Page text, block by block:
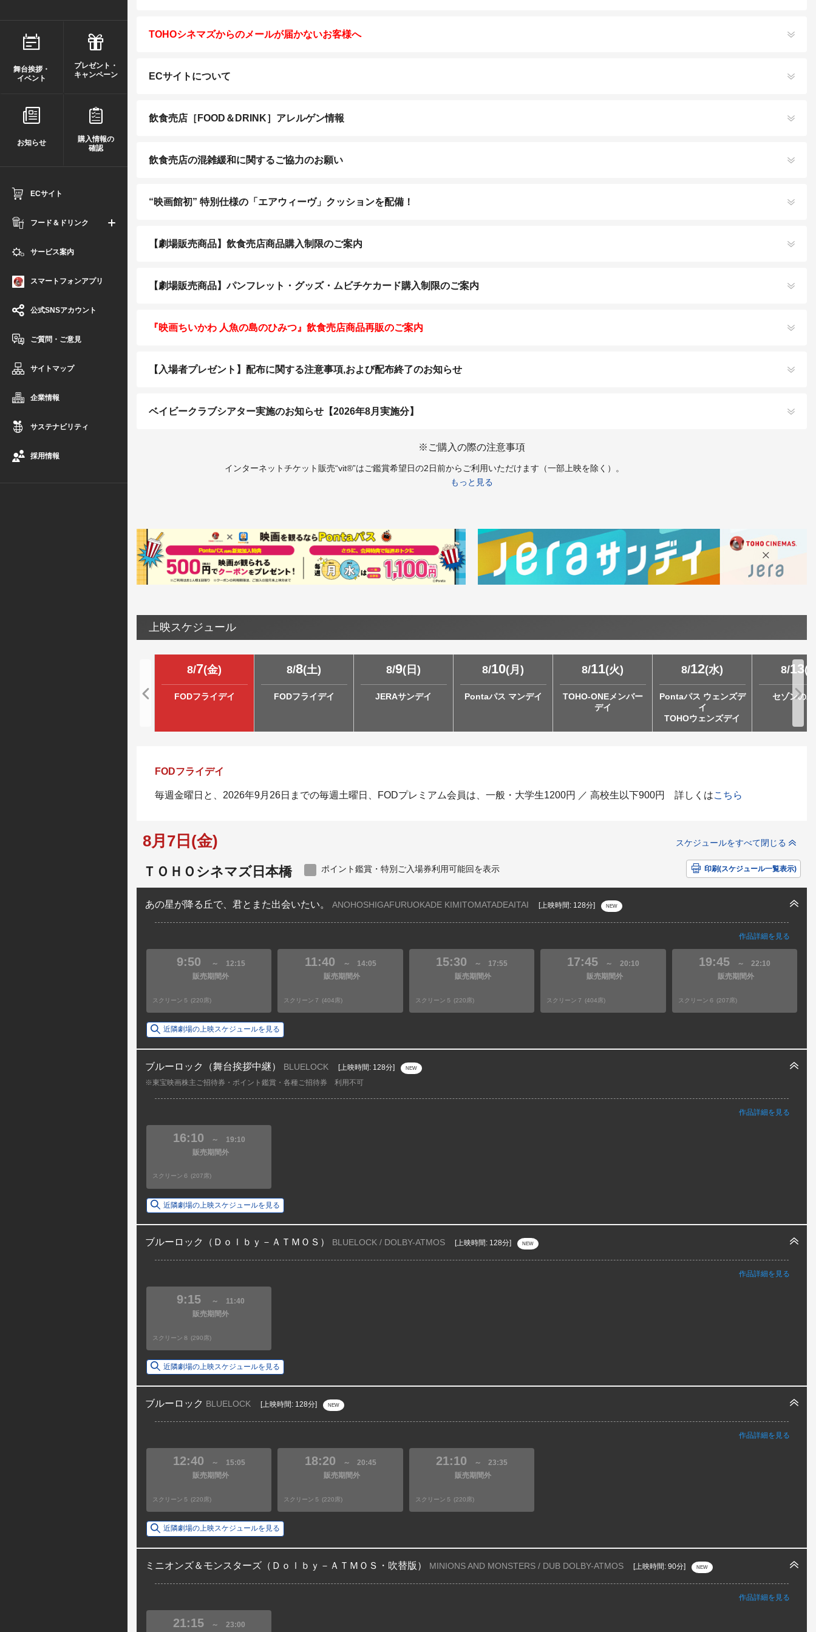
舞台挨拶・
イベント
プレゼント・
キャンペーン
お知らせ
購入情報の
確認
ECサイト
フード＆ドリンク
サービス案内
スマートフォンアプリ
公式SNSアカウント
ご質問・ご意見
サイトマップ
企業情報
サステナビリティ
採用情報
TOHOシネマズからのメールが届かないお客様へ
ECサイトについて
飲食売店［FOOD＆DRINK］アレルゲン情報
飲食売店の混雑緩和に関するご協力のお願い
“映画館初” 特別仕様の「エアウィーヴ」クッションを配備！
【劇場販売商品】飲食売店商品購入制限のご案内
【劇場販売商品】パンフレット・グッズ・ムビチケカード購入制限のご案内
『映画ちいかわ 人魚の島のひみつ』飲食売店商品再販のご案内
【入場者プレゼント】配布に関する注意事項,および配布終了のお知らせ
ベイビークラブシアター実施のお知らせ【2026年8月実施分】
※ご購入の際の注意事項
インターネットチケット販売“vit®”はご鑑賞希望日の2日前からご利用いただけます（一部上映を除く）。
※東京都では18歳未満の方は終映が23：00を過ぎる上映回は、保護者同伴であってもご入場いただけません。
もっと見る
上映スケジュール
8/7(金)
FODフライデイ
8/8(土)
FODフライデイ
8/9( 日 )
JERAサンデイ
8/10(月 )
Pontaパス マンデイ
8/11(火)
TOHO-ONEメンバー
デイ
8/12(水)
Pontaパス ウェンズデ
イ
TOHOウェンズデイ
8/13(
セゾンの
FODフライデイ
毎週金曜日と、2026年9月26日までの毎週土曜日、FODプレミアム会員は、一般・大学生1200円 ／ 高校生以下900円 詳しくはこちら
8月7日(金) スケジュールをすべて閉じる
ＴＯＨＯシネマズ日本橋 印刷(スケジュール一覧表示)
ポイント鑑賞・特別ご入場券利用可能回を表示
あの星が降る丘で、君とまた出会いたい。 ANOHOSHIGAFURUOKADE KIMITOMATADEAITAI [上映時間: 128分] NEW
作品詳細を見る
9:50 ～
12:15
販売期間外
スクリーン５ (220席)
11:40 ～
14:05
販売期間外
スクリーン７ (404席)
15:30 ～
17:55
販売期間外
スクリーン５ (220席)
17:45 ～
20:10
販売期間外
スクリーン７ (404席)
19:45 ～
22:10
販売期間外
スクリーン６ (207席)
近隣劇場の上映スケジュールを見る
ブルーロック（舞台挨拶中継） BLUELOCK [上映時間: 128分] NEW
※東宝映画株主ご招待券・ポイント鑑賞・各種ご招待券 利用不可
作品詳細を見る
16:10 ～
19:10
販売期間外
スクリーン６ (207席)
近隣劇場の上映スケジュールを見る
ブルーロック（Ｄｏｌｂｙ－ＡＴＭＯＳ） BLUELOCK / DOLBY-ATMOS [上映時間: 128分] NEW
作品詳細を見る
9:15 ～
11:40
販売期間外
スクリーン８ (290席)
近隣劇場の上映スケジュールを見る
ブルーロック BLUELOCK [上映時間: 128分] NEW
作品詳細を見る
12:40 ～
15:05
販売期間外
スクリーン５ (220席)
18:20 ～
20:45
販売期間外
スクリーン５ (220席)
21:10 ～
23:35
販売期間外
スクリーン５ (220席)
近隣劇場の上映スケジュールを見る
ミニオンズ＆モンスターズ（Ｄｏｌｂｙ－ＡＴＭＯＳ・吹替版） MINIONS AND MONSTERS / DUB DOLBY-ATMOS [上映時間: 90分] NEW
作品詳細を見る
21:15 ～ 23:00